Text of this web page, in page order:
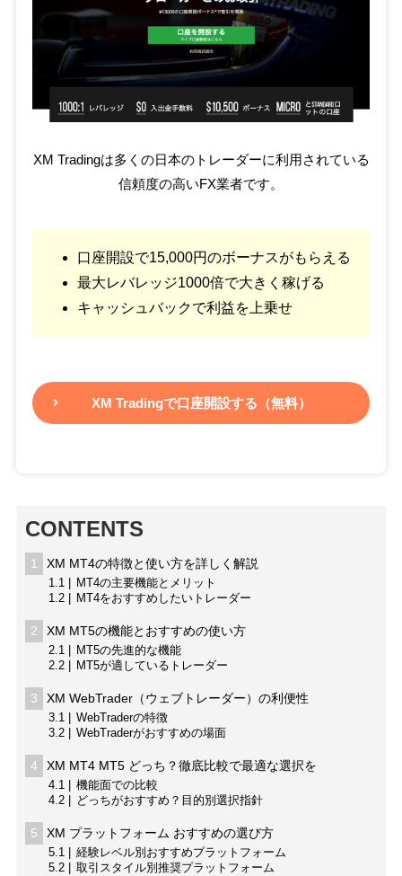
XM Tradingは多くの日本のトレーダーに利用されている
信頼度の高いFX業者です。
口座開設で15,000円のボーナスがもらえる
最大レバレッジ1000倍で大きく稼げる
キャッシュバックで利益を上乗せ
XM Tradingで口座開設する（無料）
CONTENTS
1 XM MT4の特徴と使い方を詳しく解説
1.1
MT4の主要機能とメリット
1.2
MT4をおすすめしたいトレーダー
2 XM MT5の機能とおすすめの使い方
2.1
MT5の先進的な機能
2.2
MT5が適しているトレーダー
3 XM WebTrader（ウェブトレーダー）の利便性
3.1
WebTraderの特徴
3.2
WebTraderがおすすめの場面
4 XM MT4 MT5 どっち？徹底比較で最適な選択を
4.1
機能面での比較
4.2
どっちがおすすめ？目的別選択指針
5 XM プラットフォーム おすすめの選び方
5.1
経験レベル別おすすめプラットフォーム
5.2
取引スタイル別推奨プラットフォーム